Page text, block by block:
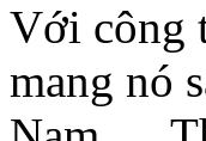
Với công
mang nó